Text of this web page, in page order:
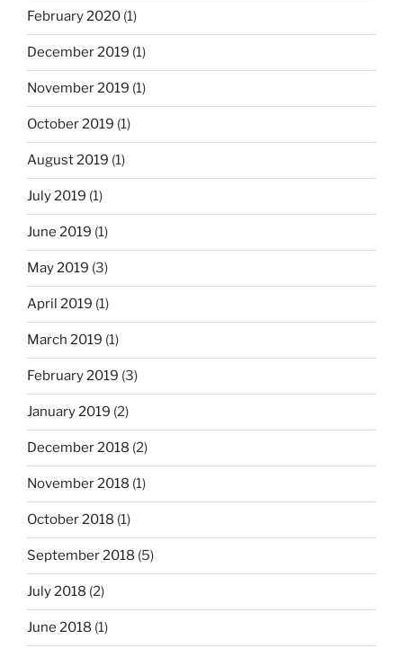
February 2020 (1)
December 2019 (1)
November 2019 (1)
October 2019 (1)
August 2019 (1)
July 2019 (1)
June 2019 (1)
May 2019 (3)
April 2019 (1)
March 2019 (1)
February 2019 (3)
January 2019 (2)
December 2018 (2)
November 2018 (1)
October 2018 (1)
September 2018 (5)
July 2018 (2)
June 2018 (1)